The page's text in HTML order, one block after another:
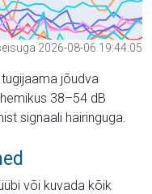
2026-08-06 19:44:05
jõudva
38–54 dB
signaali häiringuga.
või kuvada kõik